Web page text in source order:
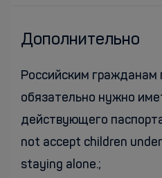
Дополнительно
Российским гражданам
обязательно нужно
действующего
not accept children
staying alone.;